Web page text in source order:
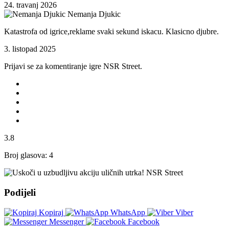
24. travanj 2026
Nemanja Djukic
Katastrofa od igrice,reklame svaki sekund iskacu. Klasicno djubre.
3. listopad 2025
Prijavi se za komentiranje igre NSR Street.
3.8
Broj glasova: 4
NSR Street
Podijeli
Kopiraj WhatsApp
Viber
Messenger
Facebook